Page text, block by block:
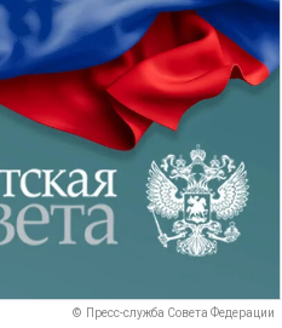
© Пресс-служба Совета Федерации